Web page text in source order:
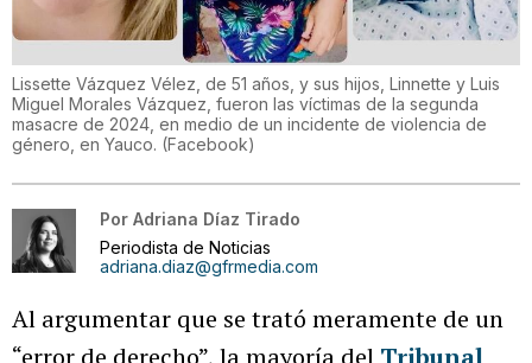
Lissette Vázquez Vélez, de 51 años, y sus hijos, Linnette y Luis
Miguel Morales Vázquez, fueron las víctimas de la segunda
masacre de 2024, en medio de un incidente de violencia de
género, en Yauco. (Facebook)
Por Adriana Díaz Tirado
Periodista de Noticias
adriana.diaz@gfrmedia.com
Al argumentar que se trató meramente de un
“error de derecho”, la mayoría del Tribunal